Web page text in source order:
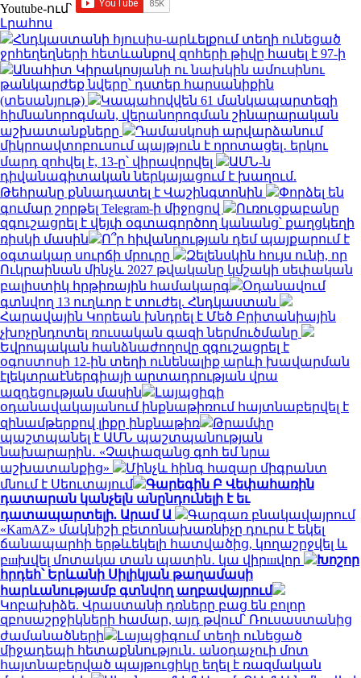
Youtube-ում`
Լրահոս
Հնդկաստանի հյուսիս-արևելքում տեղի ունեցած
ջրհեղեղների հետևանքով զոհերի թիվը հասել է 97-ի
Անահիտ Կիրակոսյանի ու նախկին ամուսինու
թանկարժեք նվերը՝ դստեր հարսանիքին
(տեսանյութ)
Կապահովվեն 61 մանկապարտեզի
հիմնանորոգման, վերանորոգման շինարարական
աշխատանքները
Դամասկոսի արվարձանում
միկրոավտոբուսում պայթյուն է որոտացել․ երկու
մարդ զոհվել է, 13-ը՝ վիրավորվել
ԱՄՆ-ն
դիվանագիտական ներկայացում է խաղում.
Թեհրանը քննադատել է Վաշինգտոնին
Փորձել են
գումար շորթել Telegram-ի միջոցով
Ուռուցքաբանը
զգուշացրել է վեյփ օգտագործող կանանց՝ քաղցկեղի
ռիսկի մասին
Ո՞ր հիվանդության դեմ պայքարում է
օգտակար սուրճի մրուրը
Զելենսկին հույս ունի, որ
Ուկրաինան մինչև 2027 թվականը կմշակի սեփական
բալիստիկ հրթիռային համակարգ
Օդանավում
գտնվող 13 ուղևոր է տուժել. Հնդկաստան
Հարավային Կորեան խնդրել է Մեծ Բրիտանիային
չխոչընդոտել ռուսական գազի ներմուծմանը
Եվրոպական հանձնաժողովը զգուշացրել է
օգոստոսի 12-ին տեղի ունենալիք արևի խավարման
էլեկտրաէներգիայի արտադրության վրա
ազդեցության մասին
Լայպցիգի
օդանավակայանում ինքնաթիռում հայտնաբերվել է
զինամթերքով լիքը ինքնաթիռ
Թրամփը
պաշտպանել է ԱՄՆ պաշտպանության
նախարարին․ «Չափազանց գոհ եմ նրա
աշխատանքից»
Մինչև հինգ հազար միգրանտ
մնում է Սեուտայում
Գարեգին Բ Վեփահառին
դատարան կանչելն անընդունելի է եւ
դատապարտելի. Արամ Ա
Գարգառ բնակավայրում
«KamAZ» մակնիշի բետոնախառնիչը դուրս է եկել
ճանապարհի երթևեկելի հատվածից, կողաշրջվել և
բшխվել մոտակա տան պատին․ կա վիրшվոր
Խոշոր
հրդեհ՝ Երևանի Սիլիկյան թաղամասի
հարևանությամբ գտնվող աղբավայրում
Կոբախիձե. Վրաստանի դռները բաց են բոլոր
զբոսաշրջիկների համար, այդ թվում՝ Ռուսաստանից
ժամանածների
Լայպցիգում տեղի ունեցած
միջադեպի հետաքննություն․ անօդաչուի մոտ
հայտնաբերված պայթուցիկը եղել է ռազմական